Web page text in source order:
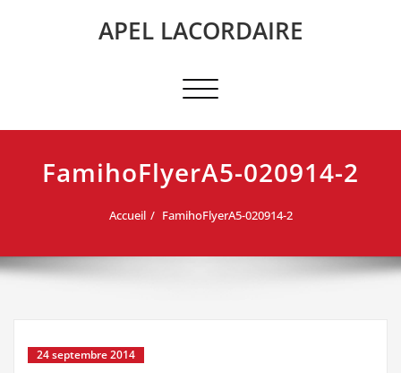
APEL LACORDAIRE
Afficher/masquer
navigation
FamihoFlyerA5-020914-2
Accueil FamihoFlyerA5-020914-2
24 septembre 2014